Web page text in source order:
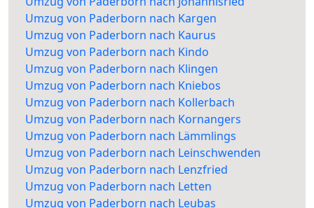
Umzug von Paderborn nach Kargen
Umzug von Paderborn nach Kaurus
Umzug von Paderborn nach Kindo
Umzug von Paderborn nach Klingen
Umzug von Paderborn nach Kniebos
Umzug von Paderborn nach Kollerbach
Umzug von Paderborn nach Kornangers
Umzug von Paderborn nach Lämmlings
Umzug von Paderborn nach Leinschwenden
Umzug von Paderborn nach Lenzfried
Umzug von Paderborn nach Letten
Umzug von Paderborn nach Leubas